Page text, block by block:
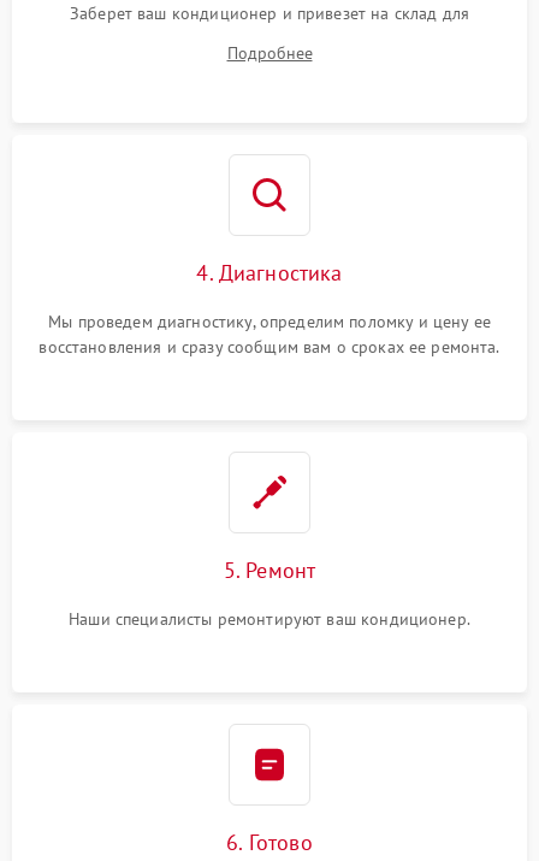
Заберет ваш кондиционер и привезет на склад для
Подробнее
4. Диагностика
Мы проведем диагностику, определим поломку и цену ее
восстановления и сразу сообщим вам о сроках ее ремонта.
5. Ремонт
Наши специалисты ремонтируют ваш кондиционер.
6. Готово